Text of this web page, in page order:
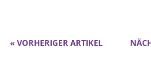
« VORHERIGER ARTIKEL